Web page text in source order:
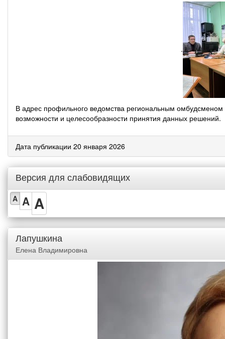
.
В адрес профильного ведомства региональным
возможности и целесообразности принятия данных решений.
Дата публикации 20 января 2026
Версия для слабовидящих
A A A
Лапушкина
Елена Владимировна